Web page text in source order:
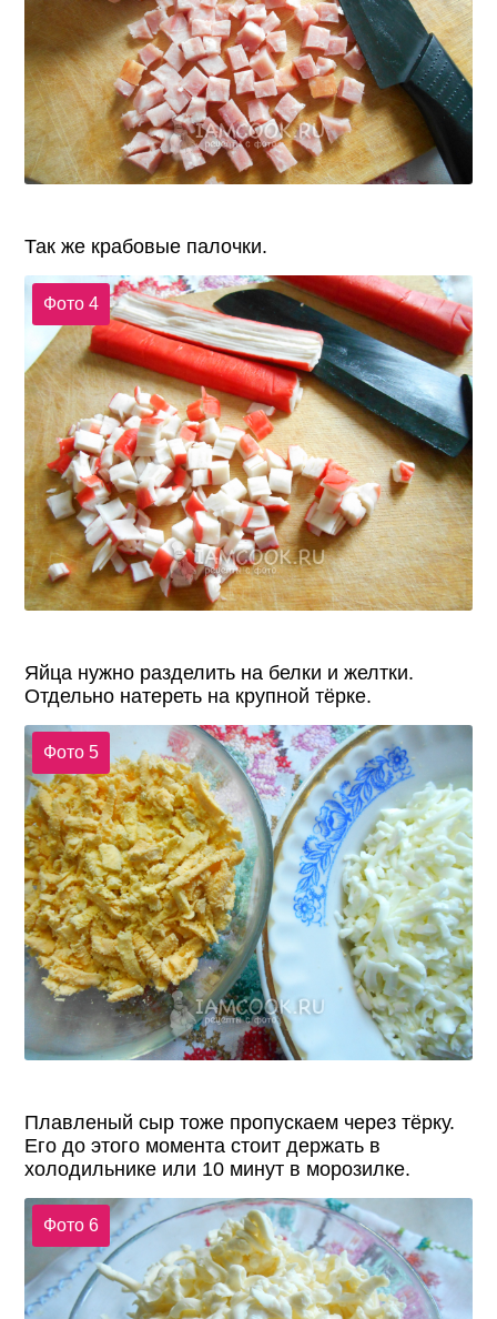
Так же крабовые палочки.
Фото 4
Яйца нужно разделить на белки и желтки.
Отдельно натереть на крупной тёрке.
Фото 5
Плавленый сыр тоже пропускаем через тёрку.
Его до этого момента стоит держать в
холодильнике или 10 минут в морозилке.
Фото 6